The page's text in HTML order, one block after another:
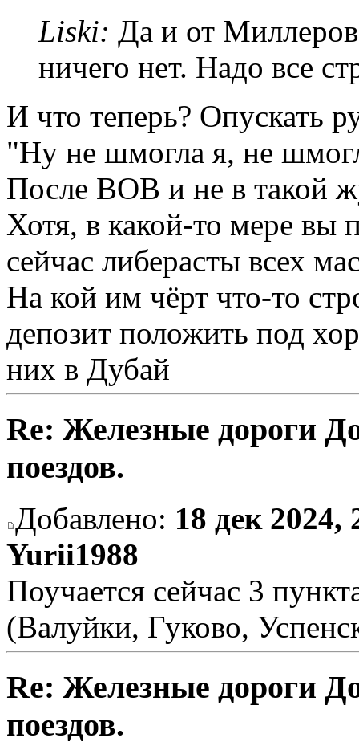
Liski: Да и от
ничего нет. Надо все
И что теперь? Опускать
"Ну не шмогла я, не
После ВОВ и не в такой
Хотя, в какой-то мере вы
сейчас либерасты всех
На кой им чёрт что-то
депозит положить под
них в Дубай
Re: Железные дороги
поездов.
Добавлено: 18 дек 2024,
Yurii1988
Поучается сейчас 3
(Валуйки, Гуково,
Re: Железные дороги
поездов.